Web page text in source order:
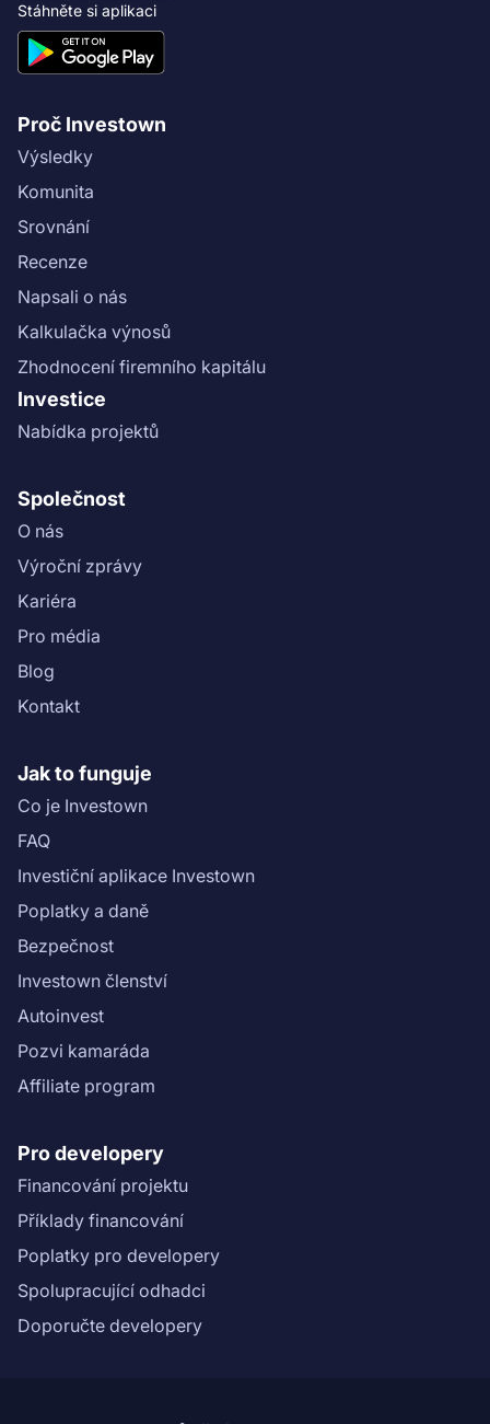
Stáhněte si aplikaci
Proč Investown
Výsledky
Komunita
Srovnání
Recenze
Napsali o nás
Kalkulačka výnosů
Zhodnocení firemního kapitálu
Investice
Nabídka projektů
Společnost
O nás
Výroční zprávy
Kariéra
Pro média
Blog
Kontakt
Jak to funguje
Co je Investown
FAQ
Investiční aplikace Investown
Poplatky a daně
Bezpečnost
Investown členství
Autoinvest
Pozvi kamaráda
Affiliate program
Pro developery
Financování projektu
Příklady financování
Poplatky pro developery
Spolupracující odhadci
Doporučte developery